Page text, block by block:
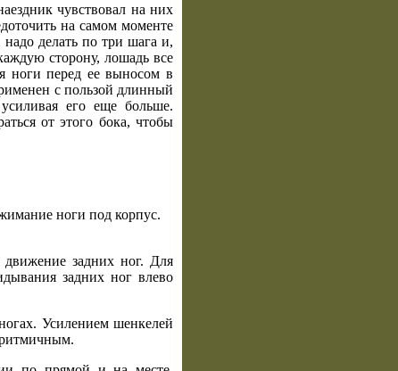
чувствовал на них
на самом моменте
делать по три шага и,
сторону, лошадь все
ноги перед ее выносом в
с пользой длинный
его еще больше.
от этого бока, чтобы
ноги под корпус.
задних ног. Для
задних ног влево
Усилением шенкелей
ритмичным.